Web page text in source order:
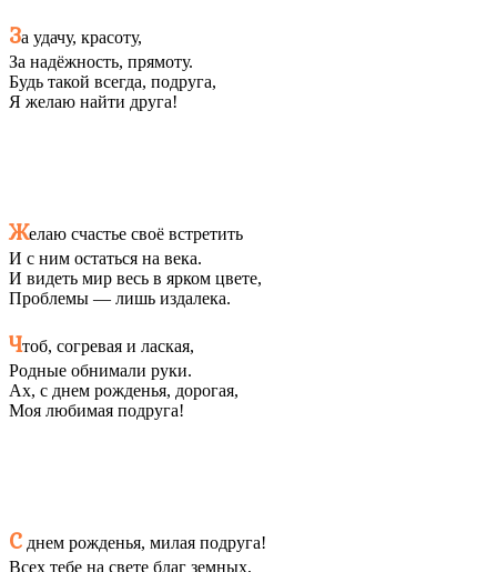
За удачу, красоту,
За надёжность, прямоту.
Будь такой всегда, подруга,
Я желаю найти друга!
Желаю счастье своё встретить
И с ним остаться на века.
И видеть мир весь в ярком цвете,
Проблемы — лишь издалека.
Чтоб, согревая и лаская,
Родные обнимали руки.
Ах, с днем рожденья, дорогая,
Моя любимая подруга!
С днем рожденья, милая подруга!
Всех тебе на свете благ земных,